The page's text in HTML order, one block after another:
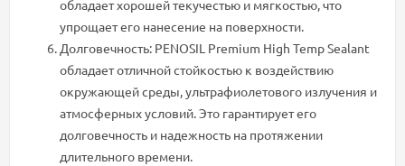
обладает хорошей текучестью и мягкостью, что
упрощает его нанесение на поверхности.
Долговечность: PENOSIL Premium High Temp Sealant
обладает отличной стойкостью к воздействию
окружающей среды, ультрафиолетового излучения и
атмосферных условий. Это гарантирует его
долговечность и надежность на протяжении
длительного времени.